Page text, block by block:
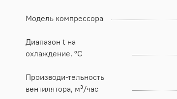
Модель компрессора
Диапазон t на
охлаждение, °C
Производи-тельность
вентилятора, м³/час